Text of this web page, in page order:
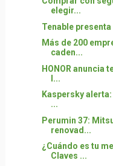
elegir...
Tenable
Más de 200
caden...
HONOR anuncia
l...
Kaspersky
...
Perumin 37:
renovad...
¿Cuándo es tu
Claves ...